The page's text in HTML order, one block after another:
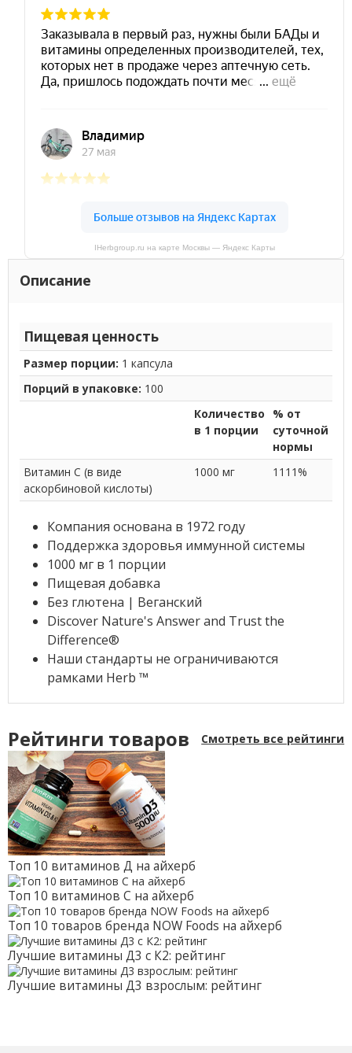
IHerbgroup.ru на карте Москвы — Яндекс Карты
Описание
Пищевая ценность
Размер порции: 1 капсула
Порций в упаковке: 100
Количество
в 1 порции
% от
суточной
нормы
Витамин C (в виде
аскорбиновой кислоты)
1000 мг 1111%
Компания основана в 1972 году
Поддержка здоровья иммунной системы
1000 мг в 1 порции
Пищевая добавка
Без глютена | Веганский
Discover Nature's Answer and Trust the
Difference®
Наши стандарты не ограничиваются
рамками Herb ™
Рейтинги товаров Смотреть все рейтинги
Топ 10 витаминов Д на айхерб
Топ 10 витаминов С на айхерб
Топ 10 товаров бренда NOW Foods на айхерб
Лучшие витамины Д3 с К2: рейтинг
Лучшие витамины Д3 взрослым: рейтинг